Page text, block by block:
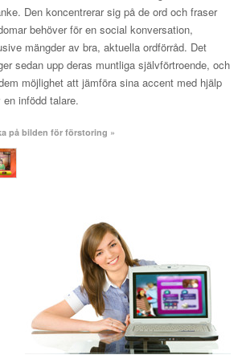
Den koncentrerar sig på de ord och fraser
behöver för en social konversation,
mängder av bra, aktuella ordförråd. Det
sedan upp deras muntliga självförtroende, och
möjlighet att jämföra sina accent med hjälp
en infödd talare.
på bilden för förstoring »